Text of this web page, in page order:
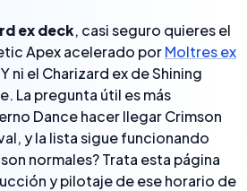
ex deck, casi seguro quieres el
Apex acelerado porMoltres ex
ni el Charizard ex de Shining
La pregunta útil es más
Dance hacer llegar Crimson
y la lista sigue funcionando
normales? Trata esta página
y pilotaje de ese horario de